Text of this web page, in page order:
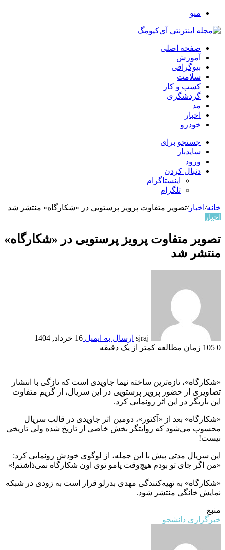
منو
صفحه اصلی
آموزش
بیوگرافی
سلامت
کسب و کار
گردشگری
مد
اخبار
خودرو
جستجو برای
سایدبار
ورود
دنبال کردن
اینستاگرام
تلگرام
خانه/ اخبار/تصویر متفاوت پرویز پرستویی در «شکارگاه» منتشر شد
اخبار
تصویر متفاوت پرویز پرستویی در «شکارگاه»
منتشر شد
sjraj ارسال به ایمیل 16 خرداد, 1404
0
زمان مطالعه کمتر از یک دقیقه
«شکارگاه»، تازه‌ترین ساخته نیما جاویدی است که تازگی با انتشار
تصاویری از حضور پرویز پرستویی در این سریال، از گریم متفاوت
این بازیگر در این اثر رونمایی کرد.
«شکارگاه» بعد از «آکتور»، دومین اثر جاویدی در قالب سریال
محسوب می‌شود که روایتگر بخش خاصی از تاریخ شده ولی تاریخی
نیست!
این سریال مدتی پیش با این جمله، از لوگوی خودش رونمایی کرد:
«من اگر جای تو بودم هیچ‌وقت پامو توی اون شکارگاه نمی‌ذاشتم!»
«شکارگاه» به تهیه‌کنندگی مهدی بدرلو قرار است به زودی در شبکه
نمایش خانگی منتشر شود.
منبع
خبرگزاری دانشجو